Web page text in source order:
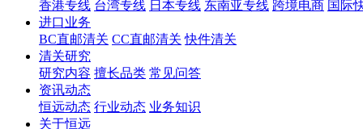
香港专线 台湾专线 日本专线 东南亚专线 跨境电商 国际
进口业务
BC直邮清关 CC直邮清关 快件清关
清关研究
研究内容 擅长品类 常见问答
资讯动态
恒远动态 行业动态 业务知识
关于恒远